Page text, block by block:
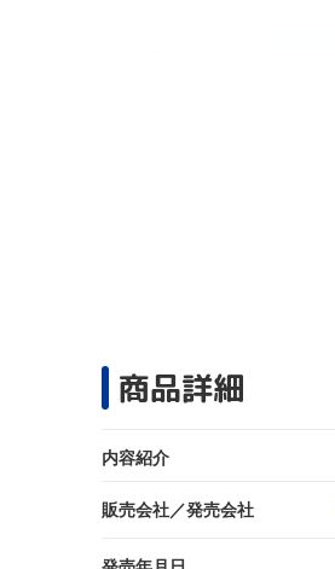
商品詳細
内容紹介
販売会社／発売会社